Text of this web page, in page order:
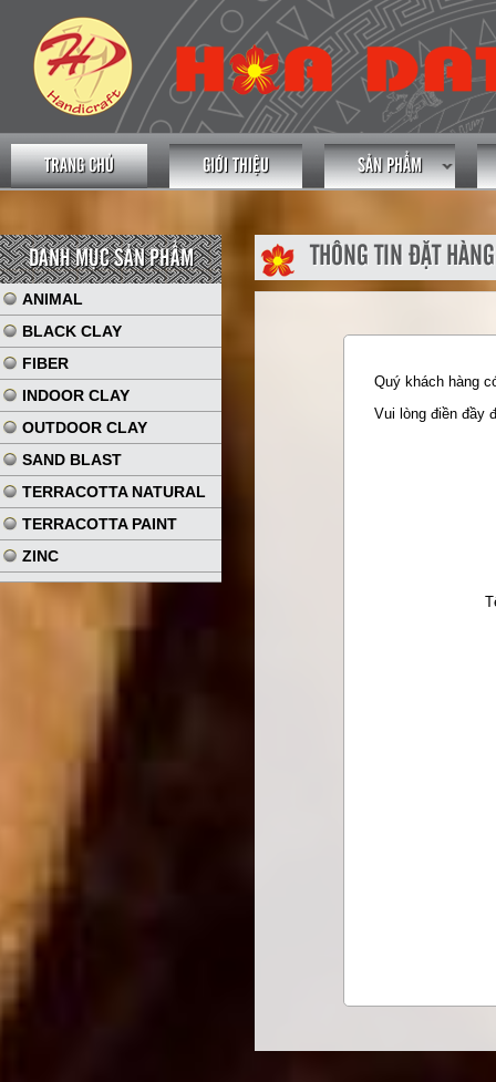
TRANG CHỦ GIỚI THIỆU SẢN PHẨM
DANH MỤC SẢN PHẨM
ANIMAL
BLACK CLAY
FIBER
INDOOR CLAY
OUTDOOR CLAY
SAND BLAST
TERRACOTTA NATURAL
TERRACOTTA PAINT
ZINC
THÔNG TIN ĐẶT HÀNG
Quý khách hàng
Vui lòng điền đầy